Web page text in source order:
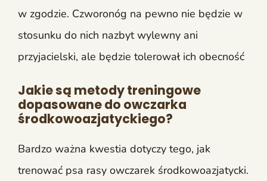
w zgodzie. Czworonóg na pewno nie będzie w
stosunku do nich nazbyt wylewny ani
przyjacielski, ale będzie tolerował ich obecność
Jakie są metody treningowe
dopasowane do owczarka
środkowoazjatyckiego?
Bardzo ważna kwestia dotyczy tego, jak
trenować psa rasy owczarek środkowoazjatycki.